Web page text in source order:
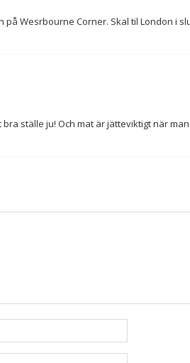
på Wesrbourne Corner. Skal til London i
ställe ju! Och mat är jätteviktigt när